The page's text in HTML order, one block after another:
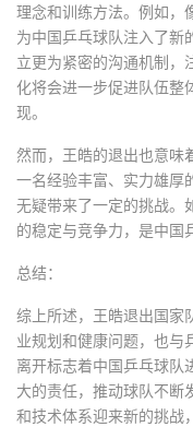
理念和训练方法。例如，
为中国乒乓球队注入了新
立更为紧密的沟通机制，
化将会进一步促进队伍整
现。
然而，王皓的退出也意味
一名经验丰富、实力雄厚
无疑带来了一定的挑战。
的稳定与竞争力，是中国
总结：
综上所述，王皓退出国家
业规划和健康问题，也与
离开标志着中国乒乓球队
大的责任，推动球队不断
和技术体系迎来新的挑战